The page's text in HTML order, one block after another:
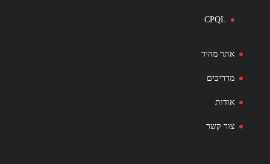
CPQL
אתר מהיר
מדריכים
אודות
צור קשר